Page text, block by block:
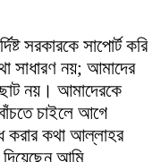
সরকারকে সাপোর্ট করি
সাধারণ নয়; আমাদের
নয়। আমাদেরকে
বাঁচতে চাইলে আগে
কথা আল্লাহর
আমি